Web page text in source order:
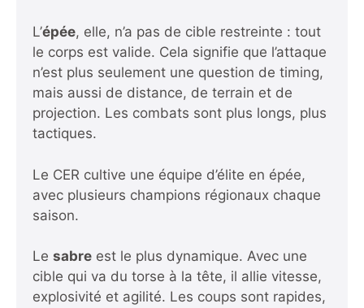
L’épée, elle, n’a pas de cible restreinte : tout
le corps est valide. Cela signifie que l’attaque
n’est plus seulement une question de timing,
mais aussi de distance, de terrain et de
projection. Les combats sont plus longs, plus
tactiques.
Le CER cultive une équipe d’élite en épée,
avec plusieurs champions régionaux chaque
saison.
Le sabre est le plus dynamique. Avec une
cible qui va du torse à la tête, il allie vitesse,
explosivité et agilité. Les coups sont rapides,